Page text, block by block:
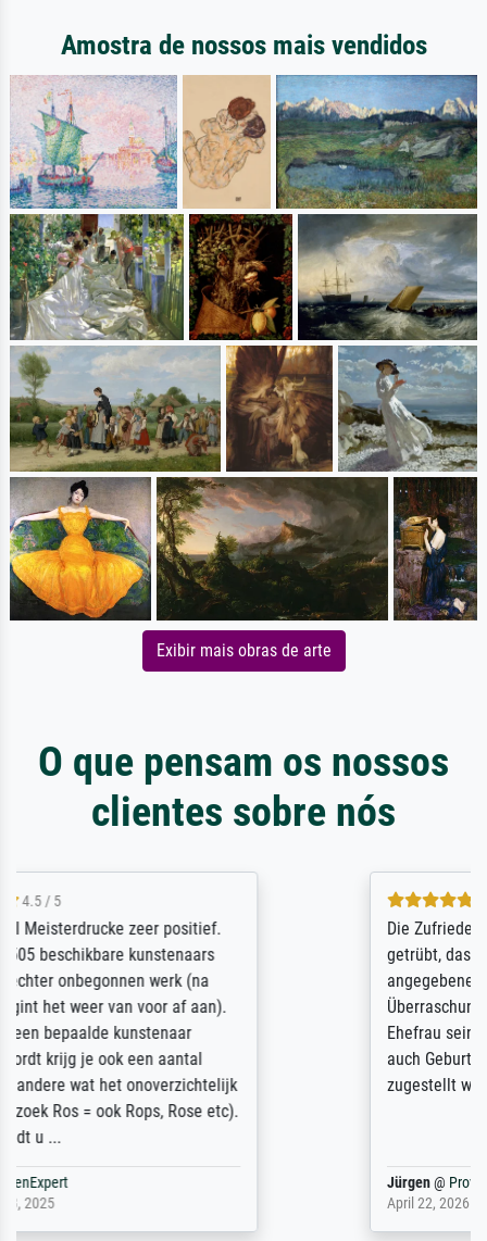
Amostra de nossos mais vendidos
Exibir mais obras de arte
O que pensam os nossos
clientes sobre nós
Die Zufriedenheit ist auch nicht dadurch
getrübt, dass das Bild entgegen einer
angegebenen Lieferanschrift (sollte eine
Überraschung für die normannische
Ehefrau sein zum Hochzeits- gleichzeitig
auch Geburtstag sein) doch nach zu Hause
zugestellt wurde.